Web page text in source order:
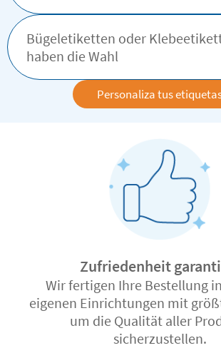
Bügeletiketten oder
haben die Wahl
Personaliza tus
Zufriedenheit
Wir fertigen Ihre Bestellung
eigenen Einrichtungen mit
um die Qualität aller
sicherzustellen.